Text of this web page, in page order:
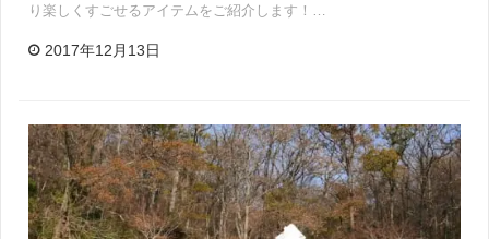
り楽しくすごせるアイテムをご紹介します！…
2017年12月13日